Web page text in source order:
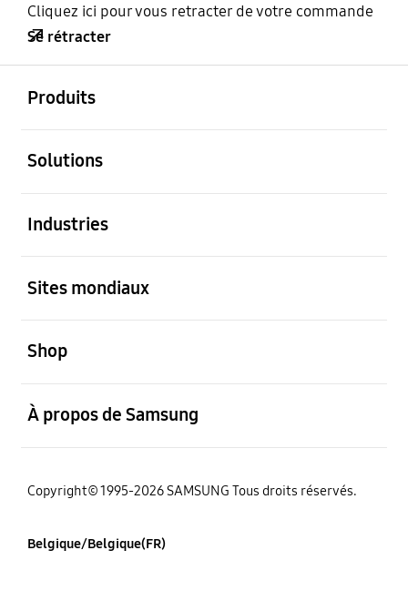
Cliquez ici pour vous retracter de votre commande
Se rétracter
Produits
Solutions
Industries
Sites mondiaux
Shop
À propos de Samsung
Copyright© 1995-2026 SAMSUNG Tous droits réservés.
Belgique/Belgique(FR)